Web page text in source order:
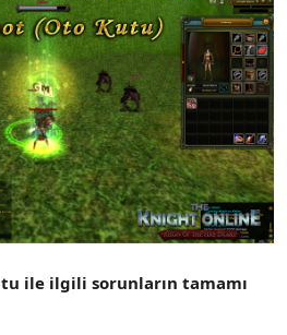
ile ilgili sorunların tamamı